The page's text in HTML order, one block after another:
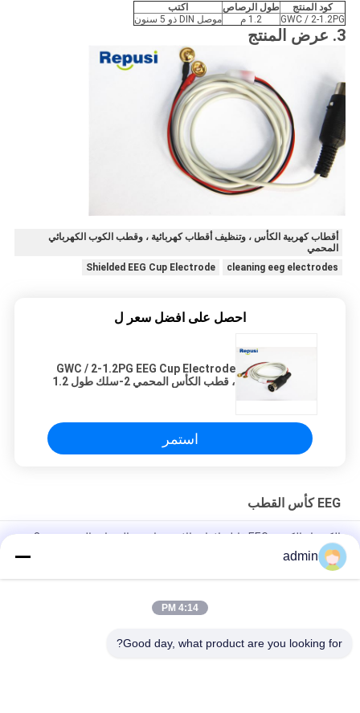
كود المنتج طول الرصاص
اكتب
GWC / 2-1.2PG
1.2 م موصل DIN ذو 5 سنون
3. عرض المنتج
أقطاب كهربية الكأس ، وتنظيف أقطاب كهربائية ، وقطب الكوب الكهربائي
المحمي
cleaning eeg electrodes
Shielded EEG Cup Electrode
احصل على افضل سعر ل
GWC / 2-1.2PG EEG Cup Electrode
، قطب الكأس المحمي 2-سلك طول 1.2
استمر
EEG كأس القطب
الكهرباء الكوبية EEG قابلة لإعادة الاستخدام مع الصفائح الذهبية و 3m
كابل
طلاء الذهب الطبي أقطاب كأس EEG بقطر 10 مم
قابلة لإعادة الاستخدام EMG EEG Standard AgCL Cup Electrode 2
admin
4:14 PM
Good day, what product are you looking for?